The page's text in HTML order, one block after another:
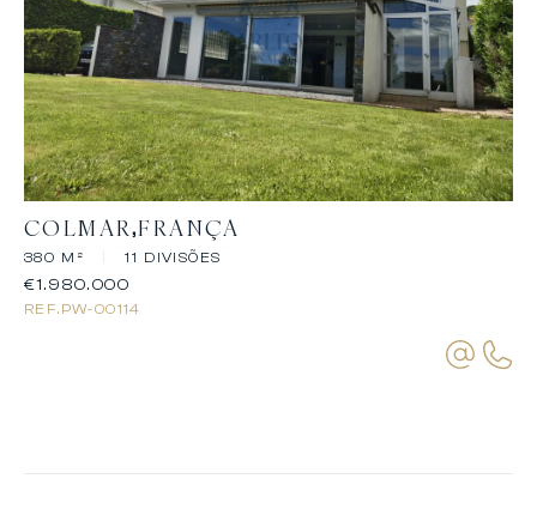
COLMAR FRANÇA
380 M² 11 DIVISÕES
REF. PW-00114
€1.980.000